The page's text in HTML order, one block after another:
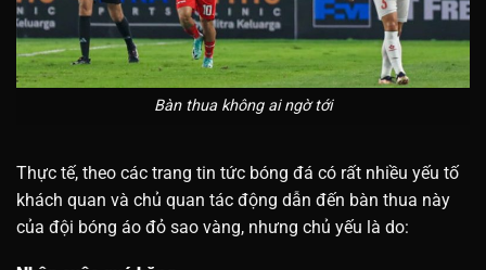
Bàn thua không ai ngờ tới
Thực tế, theo các trang tin tức bóng đá có rất nhiều yếu tố
khách quan và chủ quan tác động dẫn đến bàn thua này
của đội bóng áo đỏ sao vàng, nhưng chủ yếu là do: